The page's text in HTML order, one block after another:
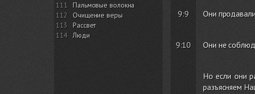
111
Пальмовые волокна
112
Очищение веры
113
Рассвет
114 Люди
9:9 Они
9:10 Они не
Но если они
разъясняем